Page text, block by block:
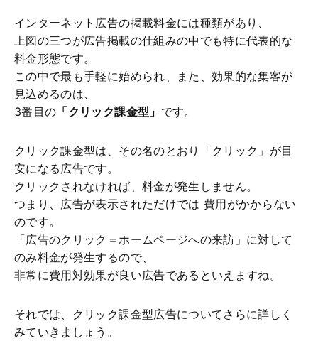
インターネット広告の掲載料金には種類があり、
上図の三つが広告掲載の仕組みの中でも特に代表的な
料金形態です。
この中で最も手軽に始められ、また、効果的な集客が
見込めるのは、
3番目の 「クリック課金型」 です。
クリック課金型は、その名のとおり「クリック」が目
安になる広告です。
クリックされなければ、料金が発生しません。
つまり、広告が表示されただけでは 費用がかからない
のです。
「広告のクリック＝ホームページへの来訪」に対して
のみ料金が発生するので、
非常に費用対効果が良い広告であるといえますね。
それでは、クリック課金型広告についてさらに詳しく
みていきましょう。